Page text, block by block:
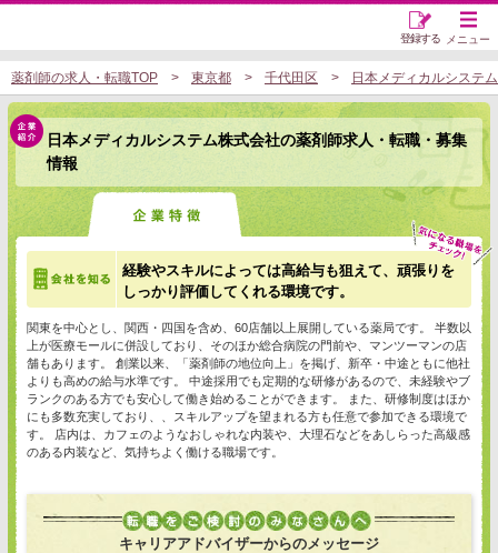
メニュー
登録する
薬剤師の求人・転職TOP 東京都 千代田区 日本メディカルシステ
日本メディカルシステム株式会社の薬剤師求人・転職・募集
情報
経験やスキルによっては高給与も狙えて、頑張りを
しっかり評価してくれる環境です。
関東を中心とし、関西・四国を含め、60店舗以上展開している薬局です。 半数以
上が医療モールに併設しており、そのほか総合病院の門前や、マンツーマンの店
舗もあります。 創業以来、「薬剤師の地位向上」を掲げ、新卒・中途ともに他社
よりも高めの給与水準です。 中途採用でも定期的な研修があるので、未経験やブ
ランクのある方でも安心して働き始めることができます。 また、研修制度はほか
にも多数充実しており、、スキルアップを望まれる方も任意で参加できる環境で
す。 店内は、カフェのようなおしゃれな内装や、大理石などをあしらった高級感
のある内装など、気持ちよく働ける職場です。
キャリアアドバイザーからのメッセージ